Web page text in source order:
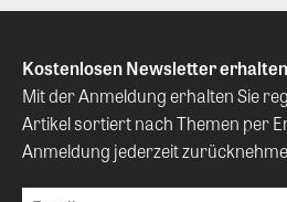
Kostenlosen Newsletter erhalten
Mit der Anmeldung erhalten Sie
Artikel sortiert nach Themen per
Anmeldung jederzeit